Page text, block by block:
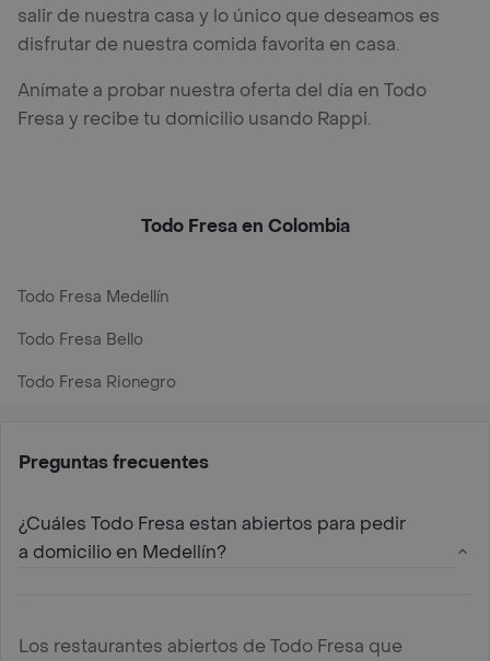
salir de nuestra casa y lo único que deseamos es
disfrutar de nuestra comida favorita en casa.
Anímate a probar nuestra oferta del día en Todo
Fresa y recibe tu domicilio usando Rappi.
Todo Fresa en Colombia
Todo Fresa Medellín
Todo Fresa Bello
Todo Fresa Rionegro
Preguntas frecuentes
¿Cuáles Todo Fresa estan abiertos para pedir
a domicilio en Medellín?
Los restaurantes abiertos de Todo Fresa que